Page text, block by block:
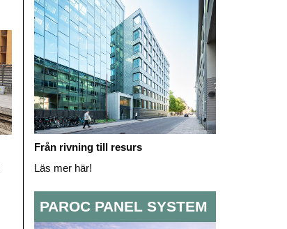
Från rivning till resurs
Läs mer här!
PAROC PANEL SYSTEM